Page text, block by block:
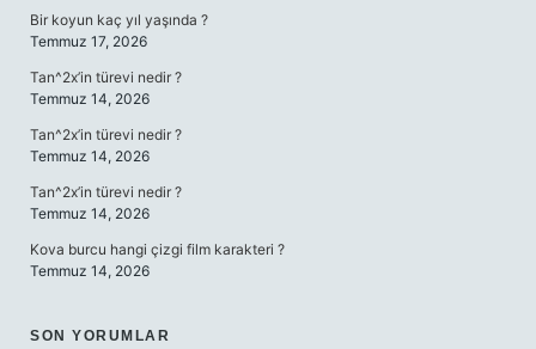
Bir koyun kaç yıl yaşında ?
Temmuz 17, 2026
Tan^2x’in türevi nedir ?
Temmuz 14, 2026
Tan^2x’in türevi nedir ?
Temmuz 14, 2026
Tan^2x’in türevi nedir ?
Temmuz 14, 2026
Kova burcu hangi çizgi film karakteri ?
Temmuz 14, 2026
SON YORUMLAR